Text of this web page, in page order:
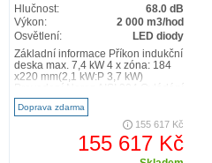
Hlučnost:
68.0 dB
Výkon:
2 000 m3/hod
Osvětlení:
LED diody
Základní informace Příkon indukční
deska max. 7,4 kW 4 x zóna: 184
x220 mm(2,1 kW:P 3,7 kW)
digesoře TC dotykov..
Doprava zdarma
155 617 Kč
155 617 Kč